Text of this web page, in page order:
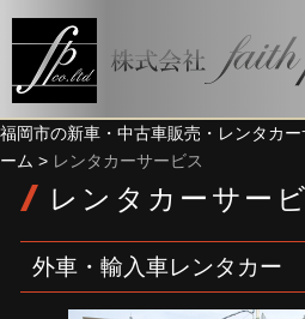
福岡市の新車・中古車販売・レンタカ
ーム > レンタカーサービス
レンタカーサー
外車・輸入車レンタカー